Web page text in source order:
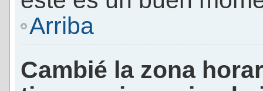
Arriba
Cambié la zona